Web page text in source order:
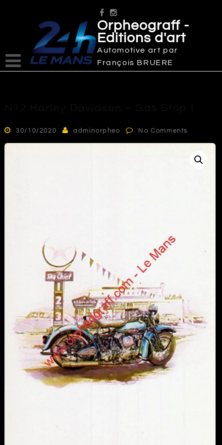
Orpheograff -
Editions d'art
Automotive art par
François BRUERE
30/10/2020 adminorpheo No Comments